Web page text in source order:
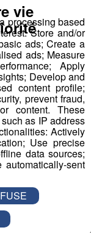
!
vous de faire le
avec vos
la région !
journée pour
8h45 et 17h45.
pour vous
WALIBI RHONE
processing based
Store and/or
ads; Create a
ads; Measure
Apply
Develop and
content profile;
prevent fraud,
content. These
as IP address
Actively
Use precise
data sources;
sent
vie